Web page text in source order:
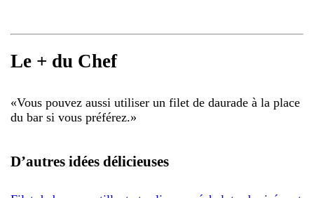
Le + du Chef
«Vous pouvez aussi utiliser un filet de daurade à la place
du bar si vous préférez.»
D’autres idées délicieuses